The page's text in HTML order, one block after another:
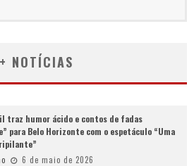
+ NOTÍCIAS
traz humor ácido e contos de fadas
para Belo Horizonte com o espetáculo “Uma
6 de maio de 2026